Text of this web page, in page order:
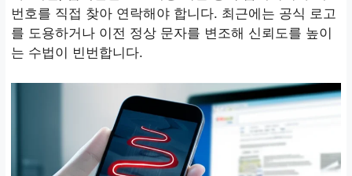
번호를 직접 찾아 연락해야 합니다. 최근에는 공식 로고
를 도용하거나 이전 정상 문자를 변조해 신뢰도를 높이
는 수법이 빈번합니다.